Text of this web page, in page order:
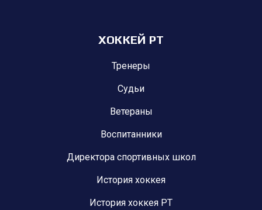
ХОККЕЙ РТ
Тренеры
Судьи
Ветераны
Воспитанники
Директора спортивных школ
История хоккея
История хоккея РТ